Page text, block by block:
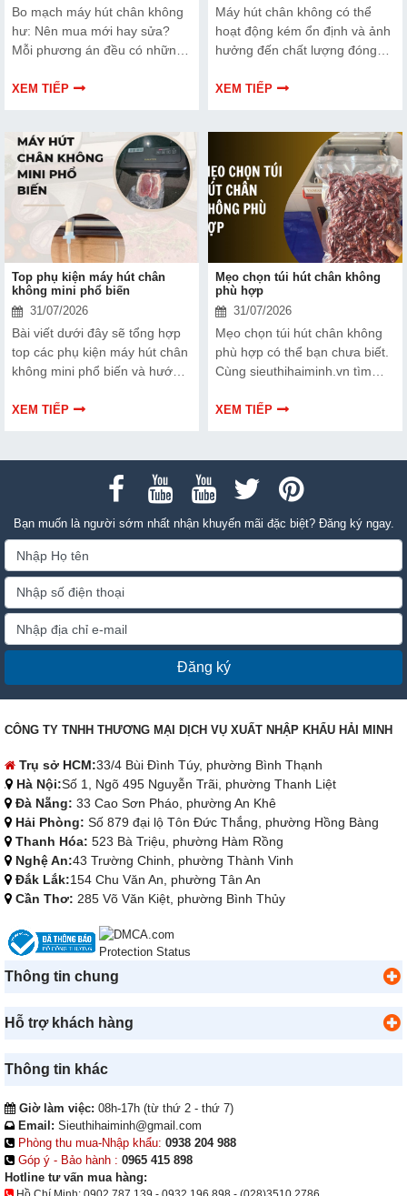
Bo mạch máy hút chân không
hư: Nên mua mới hay sửa?
Mỗi phương án đều có những
cùng tìm hiểu để đưa ra quyết
XEM TIẾP
Máy hút chân không có thể
hoạt động kém ổn định và ảnh
hưởng đến chất lượng đóng
Bài viết dưới đây sẽ giúp bạn
XEM TIẾP
Top phụ kiện máy hút chân
không mini phổ biến
31/07/2026
Bài viết dưới đây sẽ tổng hợp
top các phụ kiện máy hút chân
không mini phổ biến và hướng
chuẩn kỹ thuật ngay tại nhà.
XEM TIẾP
Mẹo chọn túi hút chân không
phù hợp
31/07/2026
Mẹo chọn túi hút chân không
phù hợp có thể bạn chưa biết.
Cùng sieuthihaiminh.vn tìm
thông tin bài viết dưới đây nhé!
XEM TIẾP
Bạn muốn là người sớm nhất nhận khuyến mãi đặc biệt? Đăng ký ngay.
Đăng ký
CÔNG TY TNHH THƯƠNG MẠI DỊCH VỤ XUẤT NHẬP KHẨU HẢI MINH
Trụ sở HCM:33/4 Bùi Đình Túy, phường Bình Thạnh
Hà Nội:Số 1, Ngõ 495 Nguyễn Trãi, phường Thanh Liệt
Đà Nẵng: 33 Cao Sơn Pháo, phường An Khê
Hải Phòng: Số 879 đại lộ Tôn Đức Thắng, phường Hồng Bàng
Thanh Hóa: 523 Bà Triệu, phường Hàm Rồng
Nghệ An:43 Trường Chinh, phường Thành Vinh
Đắk Lắk:154 Chu Văn An, phường Tân An
Cần Thơ: 285 Võ Văn Kiệt, phường Bình Thủy
Thông tin chung
Hỗ trợ khách hàng
Thông tin khác
Giờ làm việc: 08h-17h (từ thứ 2 - thứ 7)
Email: Sieuthihaiminh@gmail.com
Phòng thu mua-Nhập khẩu: 0938 204 988
Góp ý - Bảo hành : 0965 415 898
Hotline tư vấn mua hàng: